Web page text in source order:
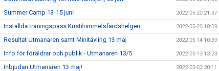
Summer Camp 13-15 juni 2022-05-20 21:37
Inställda träningspass Kristihimmelsfärdshelgen 2022-05-20 18:09
Resultat Utmanaren samt Minitävling 13 maj 2022-05-14 10:39
Info för föräldrar och publik - Utmanaren 13/5 2022-05-13 13:23
Inbjudan Utmanaren 13 maj! 2022-05-03 20:11